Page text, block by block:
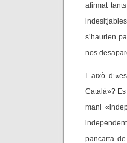
afirmat
s’haurien
nos
I això
Català»?
mani
pancarta